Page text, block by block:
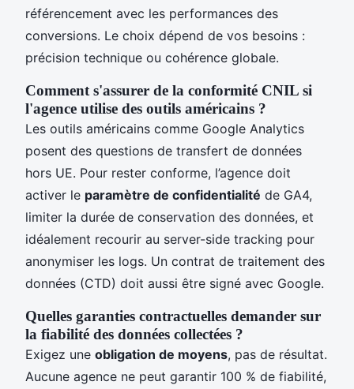
référencement avec les performances des
conversions. Le choix dépend de vos besoins :
précision technique ou cohérence globale.
Comment s'assurer de la conformité CNIL si
l'agence utilise des outils américains ?
Les outils américains comme Google Analytics
posent des questions de transfert de données
hors UE. Pour rester conforme, l’agence doit
activer le paramètre de confidentialité de GA4,
limiter la durée de conservation des données, et
idéalement recourir au server-side tracking pour
anonymiser les logs. Un contrat de traitement des
données (CTD) doit aussi être signé avec Google.
Quelles garanties contractuelles demander sur
la fiabilité des données collectées ?
Exigez une obligation de moyens, pas de résultat.
Aucune agence ne peut garantir 100 % de fiabilité,